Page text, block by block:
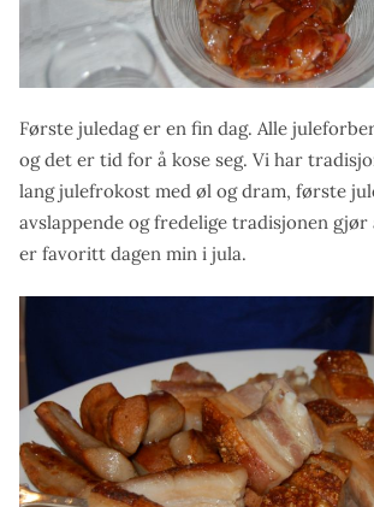
Første juledag er en fin dag. Alle
og det er tid for å kose seg. Vi har
lang julefrokost med øl og dram, første
avslappende og fredelige tradisjonen
er favoritt dagen min i jula.